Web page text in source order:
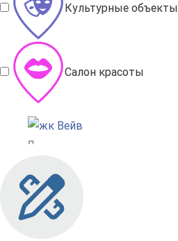
Культурные объекты
Салон красоты